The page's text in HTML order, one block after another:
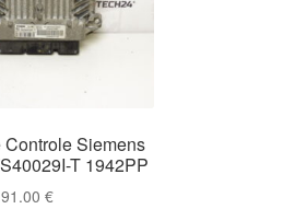
Siemens
T 1942PP
91.00€